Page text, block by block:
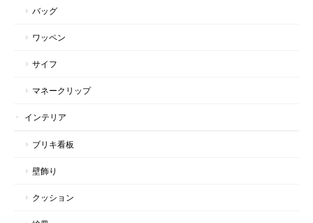
バッグ
ワッペン
サイフ
マネークリップ
インテリア
ブリキ看板
壁飾り
クッション